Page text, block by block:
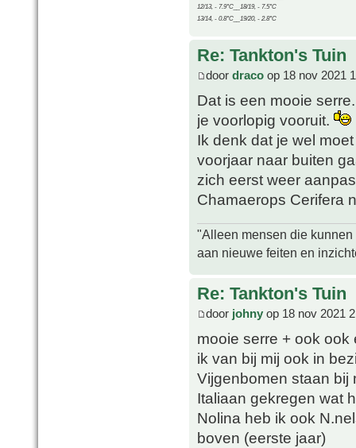
12/13, - 7.9°C__18/19, - 7.5°C
13/14, - 0.8°C__19/20, - 2.8°C
Re: Tankton's Tuin
door draco op 18 nov 2021
Dat is een mooie
je voorlopig vooruit.
Ik denk dat je wel
voorjaar naar buiten
zich eerst weer
Chamaerops Cerifera
"Alleen mensen die
aan nieuwe feiten en
Re: Tankton's Tuin
door johny op 18 nov 2021
mooie serre + ook
ik van bij mij ook in
Vijgenbomen staan bij
Italiaan gekregen wat
Nolina heb ik ook
boven (eerste jaar)